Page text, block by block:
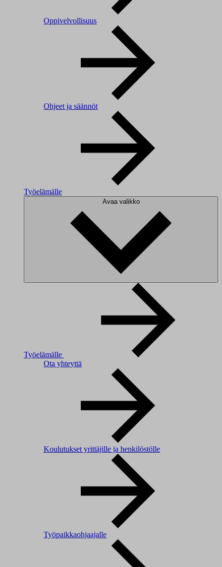
Oppivelvollisuus
Ohjeet ja säännöt
Työelämälle
Avaa valikko
Työelämälle
Ota yhteyttä
Koulutukset yrittäjille ja henkilöstölle
Työpaikkaohjaajalle